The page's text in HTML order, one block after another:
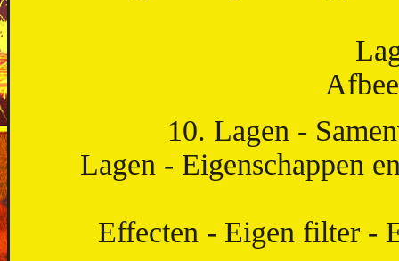
10. Lagen -
Lagen - Eigenschappen
Effecten - Eigen filter -